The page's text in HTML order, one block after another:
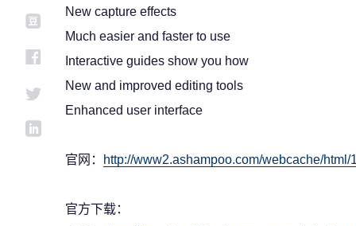
New capture effects
Much easier and faster to use
Interactive guides show you how
New and improved editing tools
Enhanced user interface
官网： http://www2.ashampoo.com/webcache/
官方下载：